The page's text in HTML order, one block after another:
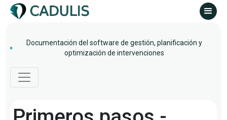
Documentación del software de gestión, planificación y
optimización de intervenciones